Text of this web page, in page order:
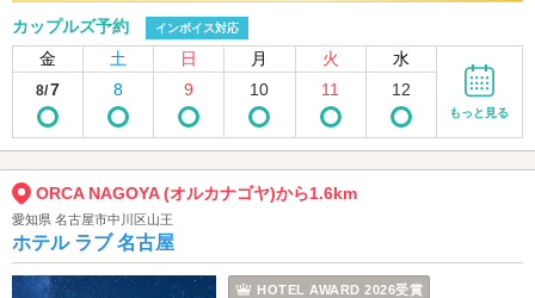
カップルズ予約 インボイス対応
金 土 日 月 火 水
8/7 8 9 10 11 12
もっと見る
ORCA NAGOYA (オルカナゴヤ)から1.6km
愛知県 名古屋市中川区山王
ホテル ラブ 名古屋
HOTEL AWARD 2026受賞